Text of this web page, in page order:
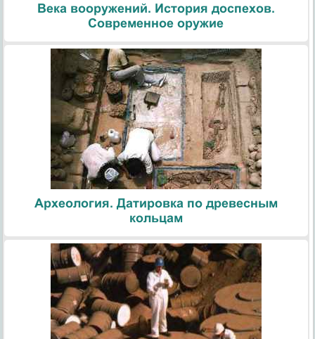
Века вооружений. История доспехов.
Современное оружие
Археология. Датировка по древесным
кольцам